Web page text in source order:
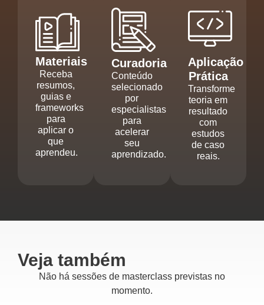
Materiais
Receba
resumos,
guias e
frameworks
para
aplicar o
que
aprendeu.
Curadoria
Conteúdo
selecionado
por
especialistas
para
acelerar
seu
aprendizado.
Aplicação
Prática
Transforme
teoria em
resultado
com
estudos
de caso
reais.
Veja também
Não há sessões de masterclass previstas no
momento.